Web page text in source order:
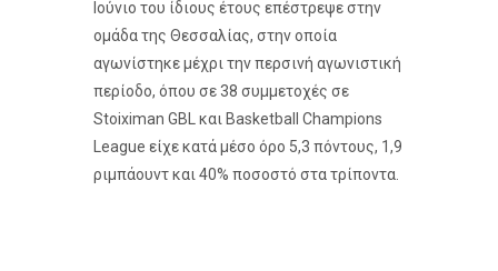
Ιούνιο του ίδιους έτους επέστρεψε στην
ομάδα της Θεσσαλίας, στην οποία
αγωνίστηκε μέχρι την περσινή αγωνιστική
περίοδο, όπου σε 38 συμμετοχές σε
Stoiximan GBL και Basketball Champions
League είχε κατά μέσο όρο 5,3 πόντους, 1,9
ριμπάουντ και 40% ποσοστό στα τρίποντα.